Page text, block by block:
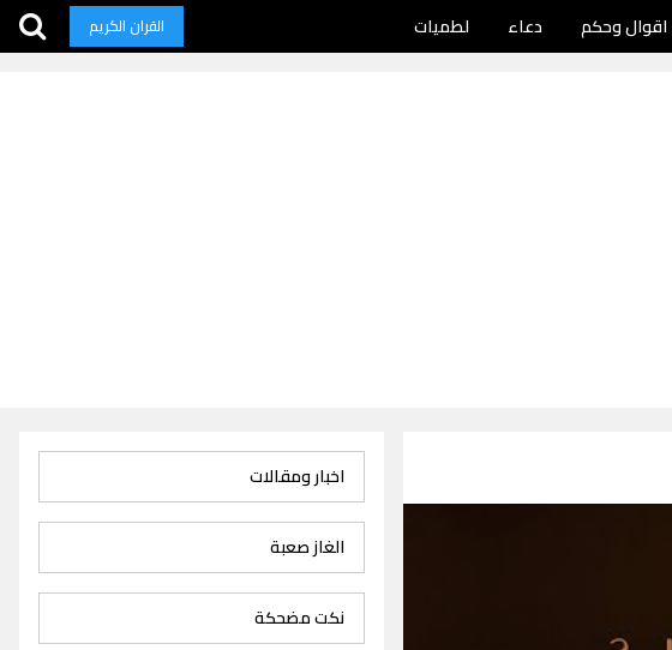
اقوال وحكم دعاء لطميات القران الكريم
اخبار ومقالات
الغاز صعبة
نكت مضحكة